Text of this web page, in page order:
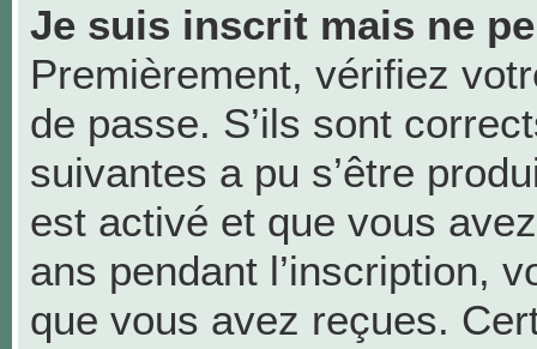
Je suis inscrit mais ne
Premièrement, vérifiez
de passe. S’ils sont
suivantes a pu s’être
est activé et que vous
ans pendant l’inscription,
que vous avez reçues.